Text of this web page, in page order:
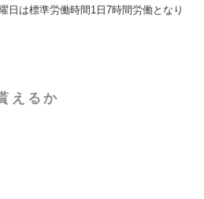
日は標準労働時間1日7時間労働となり
えるか